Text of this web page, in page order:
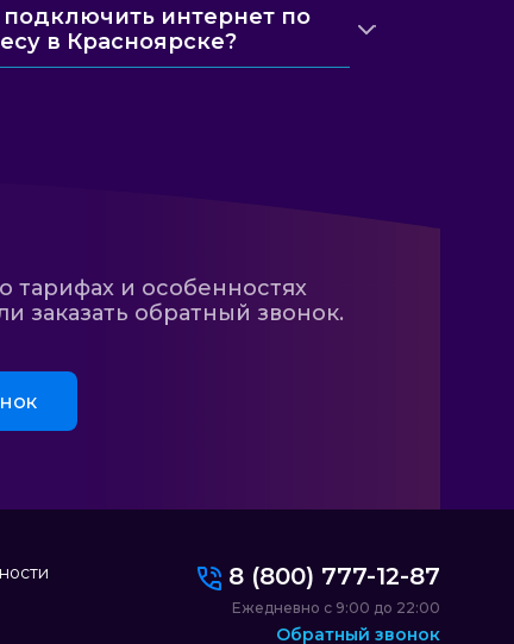
подключить интернет по
в Красноярске?
тарифах и особенностях
заказать обратный звонок.
8 (800) 777-12-87
Ежедневно с 9:00 до 22:00
Обратный звонок